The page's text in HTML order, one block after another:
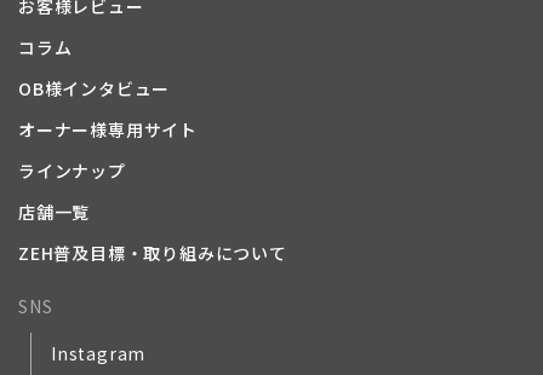
お客様レビュー
コラム
OB様インタビュー
オーナー様専用サイト
ラインナップ
店舗一覧
ZEH普及目標・取り組みについて
SNS
Instagram